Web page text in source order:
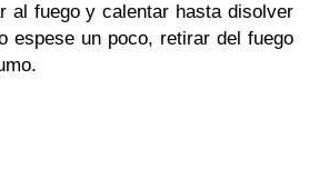
al fuego y calentar hasta disolver
espese un poco, retirar del fuego